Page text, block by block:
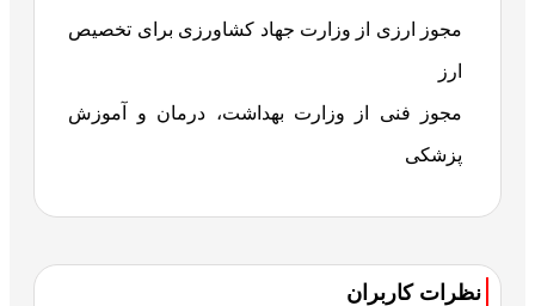
مجوز ارزی از وزارت جهاد کشاورزی برای تخصیص
ارز
مجوز فنی از وزارت بهداشت، درمان و آموزش
پزشکی
نظرات کاربران